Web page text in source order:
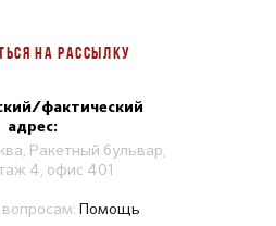
НА РАССЫЛКУ
фактический
адрес:
Ракетный бульвар,
4, офис 401
Помощь